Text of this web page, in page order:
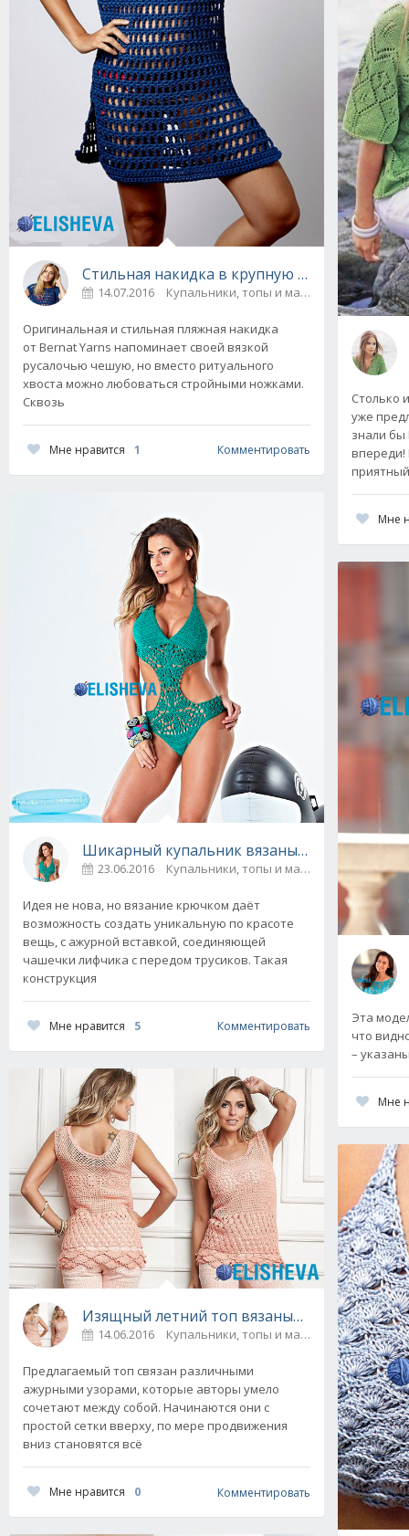
Стильная накидка в крупную сетку от
14.07.2016 Купальники, топы и майки 0
Оригинальная и стильная пляжная накидка
от Bernat Yarns напоминает своей вязкой
русалочью чешую, но вместо ритуального
хвоста можно любоваться стройными ножками.
Сквозь
Мне нравится 1 Комментировать
Шикарный купальник вязаный крючком:
23.06.2016 Купальники, топы и майки 0
Идея не нова, но вязание крючком даёт
возможность создать уникальную по красоте
вещь, с ажурной вставкой, соединяющей
чашечки лифчика с передом трусиков. Такая
конструкция
Мне нравится 5 Комментировать
Изящный летний топ вязаный крючком
14.06.2016 Купальники, топы и майки 0
Предлагаемый топ связан различными
ажурными узорами, которые авторы умело
сочетают между собой. Начинаются они с
простой сетки вверху, по мере продвижения
вниз становятся всё
Мне нравится 0 Комментировать
Столько
уже
знали бы
впереди!
приятный
Мне
Эта
что
–
Мне